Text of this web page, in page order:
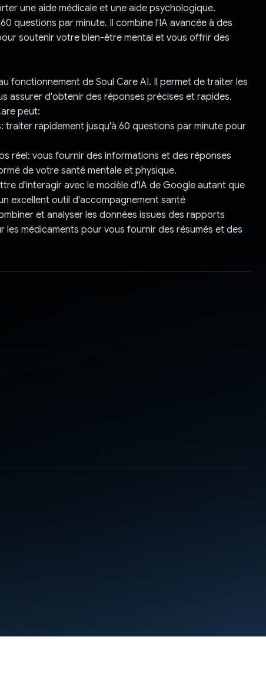
une aide médicale et une aide psychologique.
questions par minute. Il combine l'IA avancée à des
soutenir votre bien-être mental et vous offrir des
fonctionnement de Soul Care AI. Il permet de traiter les
assurer d'obtenir des réponses précises et rapides.
peut:
traiter rapidement jusqu'à 60 questions par minute pour
réel: vous fournir des informations et des réponses
de votre santé mentale et physique.
d'interagir avec le modèle d'IA de Google autant que
excellent outil d'accompagnement santé
et analyser les données issues des rapports
les médicaments pour vous fournir des résumés et des